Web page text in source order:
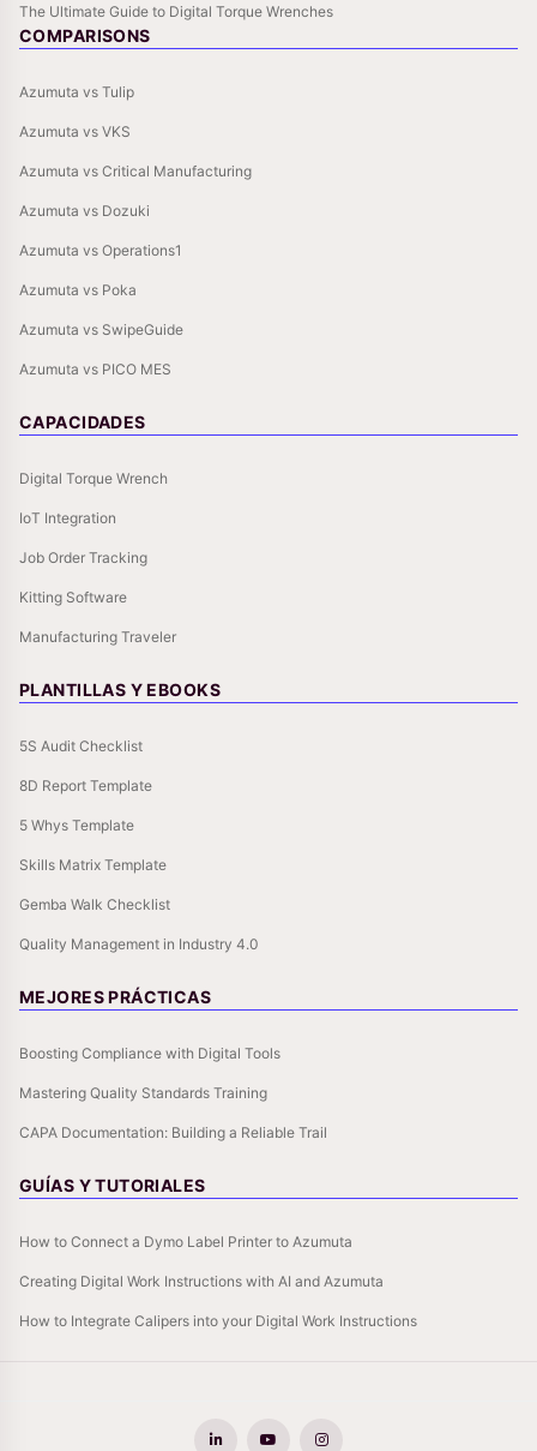
The Ultimate Guide to Digital Torque Wrenches
COMPARISONS
Azumuta vs Tulip
Azumuta vs VKS
Azumuta vs Critical Manufacturing
Azumuta vs Dozuki
Azumuta vs Operations1
Azumuta vs Poka
Azumuta vs SwipeGuide
Azumuta vs PICO MES
CAPACIDADES
Digital Torque Wrench
IoT Integration
Job Order Tracking
Kitting Software
Manufacturing Traveler
PLANTILLAS Y EBOOKS
5S Audit Checklist
8D Report Template
5 Whys Template
Skills Matrix Template
Gemba Walk Checklist
Quality Management in Industry 4.0
MEJORES PRÁCTICAS
Boosting Compliance with Digital Tools
Mastering Quality Standards Training
CAPA Documentation: Building a Reliable Trail
GUÍAS Y TUTORIALES
How to Connect a Dymo Label Printer to Azumuta
Creating Digital Work Instructions with AI and Azumuta
How to Integrate Calipers into your Digital Work Instructions